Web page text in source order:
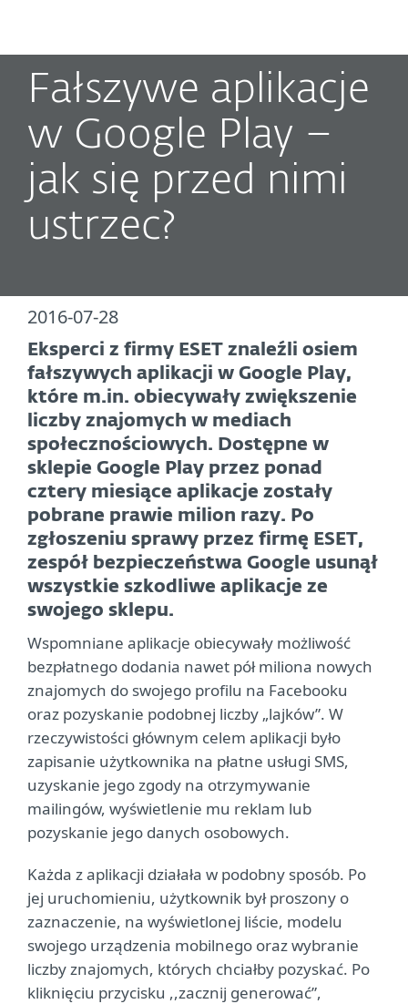
Fałszywe aplikacje
w Google Play –
jak się przed nimi
ustrzec?
2016-07-28
Eksperci z firmy ESET znaleźli osiem
fałszywych aplikacji w Google Play,
które m.in. obiecywały zwiększenie
liczby znajomych w mediach
społecznościowych. Dostępne w
sklepie Google Play przez ponad
cztery miesiące aplikacje zostały
pobrane prawie milion razy. Po
zgłoszeniu sprawy przez firmę ESET,
zespół bezpieczeństwa Google usunął
wszystkie szkodliwe aplikacje ze
swojego sklepu.
Wspomniane aplikacje obiecywały możliwość
bezpłatnego dodania nawet pół miliona nowych
znajomych do swojego profilu na Facebooku
oraz pozyskanie podobnej liczby „lajków”. W
rzeczywistości głównym celem aplikacji było
zapisanie użytkownika na płatne usługi SMS,
uzyskanie jego zgody na otrzymywanie
mailingów, wyświetlenie mu reklam lub
pozyskanie jego danych osobowych.
Każda z aplikacji działała w podobny sposób. Po
jej uruchomieniu, użytkownik był proszony o
zaznaczenie, na wyświetlonej liście, modelu
swojego urządzenia mobilnego oraz wybranie
liczby znajomych, których chciałby pozyskać. Po
kliknięciu przycisku ,,zacznij generować”,